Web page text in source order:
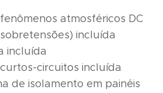
atmosféricos DC
incluída
incluída
circuitos incluída
de isolamento em painéis